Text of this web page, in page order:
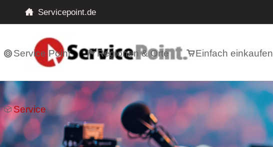
Servicepoint.de
Service Point Regionen & Orte Einfach einkaufen
Service